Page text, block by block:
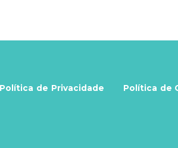
Política de Privacidade Política de